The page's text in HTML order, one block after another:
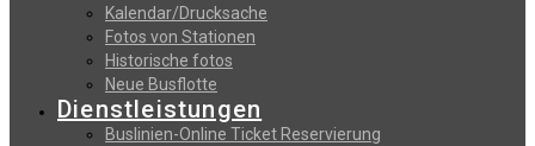
Kalendar/Drucksache
Fotos von Stationen
Historische fotos
Neue Busflotte
Dienstleistungen
Buslinien-Online Ticket Reservierung